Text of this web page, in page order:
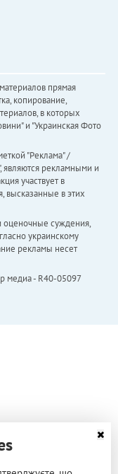
прямая
копирование,
в которых
и "Украинская Фото
"Реклама" /
являются рекламными и
участвует в
высказанные в этих
оценочные суждения,
украинскому
рекламы несет
медиа - R40-05097